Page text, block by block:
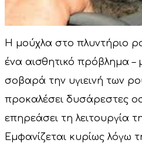
Η μούχλα στο πλυντήριο
ένα αισθητικό πρόβλημα –
σοβαρά την υγιεινή των
προκαλέσει δυσάρεστες
επηρεάσει τη λειτουργία
Εμφανίζεται κυρίως λόγω